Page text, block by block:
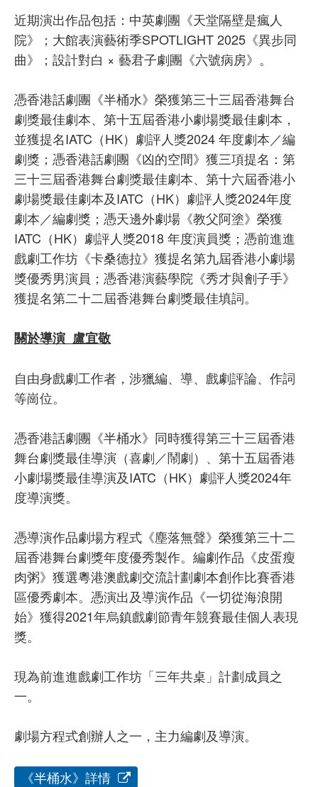
近期演出作品包括：中英劇團《天堂隔壁是瘋人
院》；大館表演藝術季SPOTLIGHT 2025《異步同
曲》；設計對白 × 藝君子劇團《六號病房》。
憑香港話劇團《半桶水》榮獲第三十三屆香港舞台
劇獎最佳劇本、第十五屆香港小劇場獎最佳劇本，
並獲提名IATC（HK）劇評人獎2024 年度劇本／編
劇獎；憑香港話劇團《凶的空間》獲三項提名：第
三十三屆香港舞台劇獎最佳劇本、第十六屆香港小
劇場獎最佳劇本及IATC（HK）劇評人獎2024年度
劇本／編劇獎；憑天邊外劇場《教父阿塗》榮獲
IATC（HK）劇評人獎2018 年度演員獎；憑前進進
戲劇工作坊《卡桑德拉》獲提名第九屆香港小劇場
獎優秀男演員；憑香港演藝學院《秀才與劊子手》
獲提名第二十二屆香港舞台劇獎最佳填詞。
關於導演 盧宜敬
自由身戲劇工作者，涉獵編、導、戲劇評論、作詞
等崗位。
憑香港話劇團《半桶水》同時獲得第三十三屆香港
舞台劇獎最佳導演（喜劇／鬧劇）、第十五屆香港
小劇場獎最佳導演及IATC（HK）劇評人獎2024年
度導演獎。
憑導演作品劇場方程式《塵落無聲》榮獲第三十二
屆香港舞台劇獎年度優秀製作。編劇作品《皮蛋瘦
肉粥》獲選粵港澳戲劇交流計劃劇本創作比賽香港
區優秀劇本。憑演出及導演作品《一切從海浪開
始》獲得2021年烏鎮戲劇節青年競賽最佳個人表現
獎。
現為前進進戲劇工作坊「三年共桌」計劃成員之
一。
劇場方程式創辦人之一，主力編劇及導演。
《半桶水》詳情